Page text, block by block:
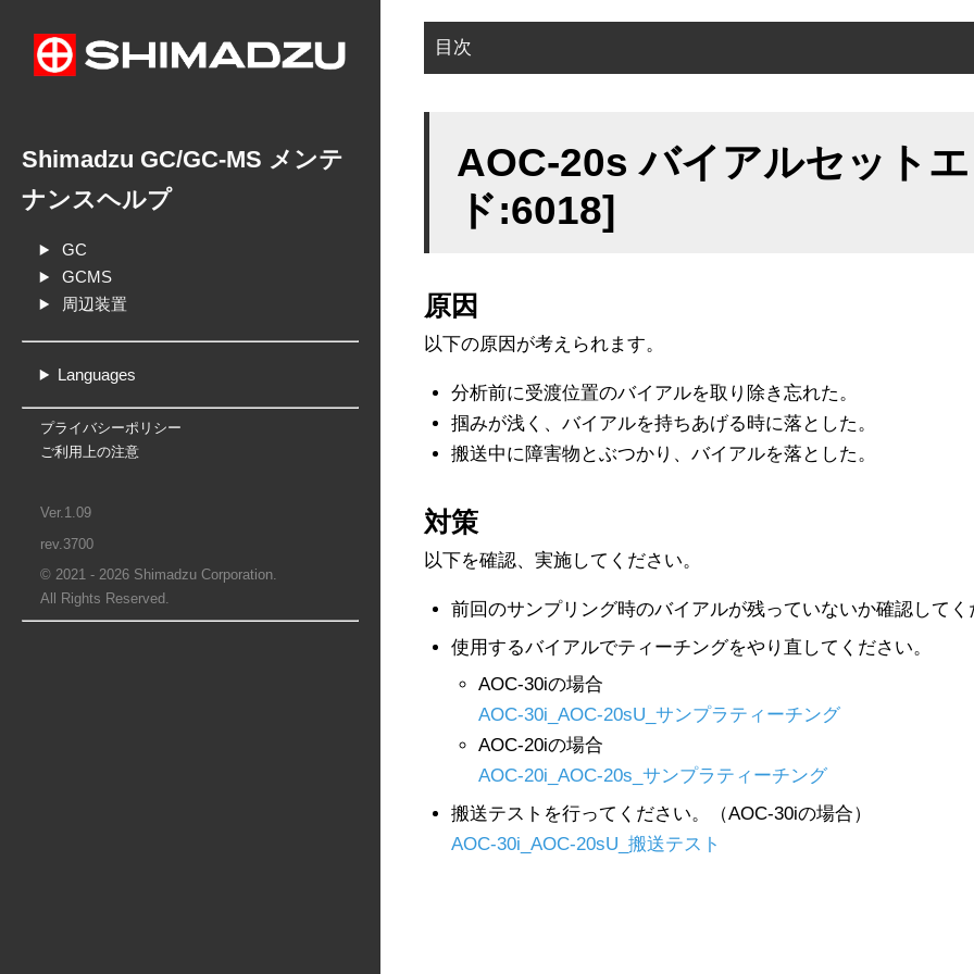
Shimadzu GC/GC-MS メンテ
ナンスヘルプ
GC
GCMS
周辺装置
Languages
プライバシーポリシー
ご利用上の注意
Ver.1.09
rev.3700
© 2021 - 2026 Shimadzu Corporation.
All Rights Reserved.
目次
対策
AOC-20s バイアルセット
ド:6018]
原因
以下の原因が考えられます。
分析前に受渡位置のバイアルを取り除き忘れた。
掴みが浅く、バイアルを持ちあげる時に落とした。
搬送中に障害物とぶつかり、バイアルを落とした。
対策
以下を確認、実施してください。
前回のサンプリング時のバイアルが残っていないか確認してく
使用するバイアルでティーチングをやり直してください。
AOC-30iの場合
AOC-30i_AOC-20sU_サンプラティーチング
AOC-20iの場合
AOC-20i_AOC-20s_サンプラティーチング
搬送テストを行ってください。（AOC-30iの場合）
AOC-30i_AOC-20sU_搬送テスト